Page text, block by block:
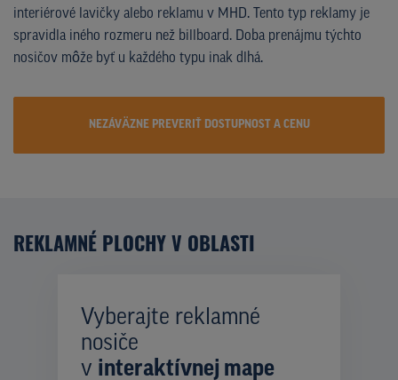
interiérové lavičky alebo reklamu v MHD. Tento typ reklamy je
spravidla iného rozmeru než billboard. Doba prenájmu týchto
nosičov môže byť u každého typu inak dlhá.
NEZÁVÄZNE PREVERIŤ DOSTUPNOST A CENU
REKLAMNÉ PLOCHY V OBLASTI
Vyberajte reklamné
nosiče
v interaktívnej mape